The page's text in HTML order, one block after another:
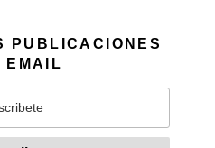
PUBLICACIONES
EMAIL